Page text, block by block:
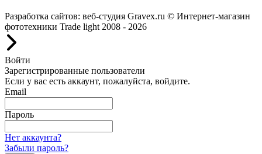
Разработка сайтов: веб-студия Gravex.ru © Интернет-магазин
фототехники Trade light 2008 - 2026
Войти
Зарегистрированные пользователи
Если у вас есть аккаунт, пожалуйста, войдите.
Email
Пароль
Нет аккаунта?
Забыли пароль?